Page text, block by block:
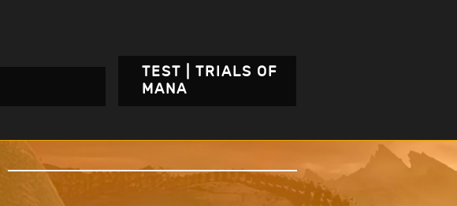
TEST | TRIALS OF
MANA